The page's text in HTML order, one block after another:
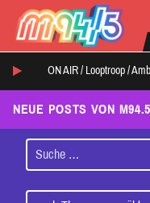
ON AIR / Looptroop /
NEUE POSTS VON M94.5